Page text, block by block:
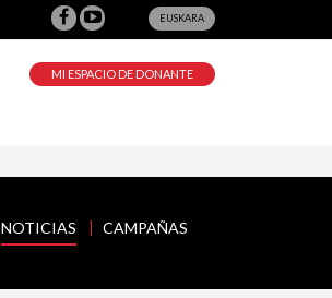
EUSKARA
MI ESPACIO DE DONANTE
NOTICIAS CAMPAÑAS